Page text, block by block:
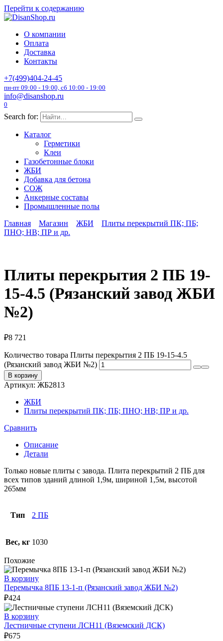
Перейти к содержанию
О компании
Оплата
Доставка
Контакты
+7(499)404-24-45
пн-пт 09:00 - 19:00, сб 10:00 - 19:00
info@disanshop.ru
0
Search for:
Каталог
Герметики
Клеи
Газобетонные блоки
ЖБИ
Добавка для бетона
СОЖ
Анкерные составы
Промышленные полы
Главная
Магазин ЖБИ
Плиты перекрытий ПК; ПБ;
ПНО; НВ; ПР и др.
Плиты перекрытия 2 ПБ 19-
15-4.5 (Рязанский завод ЖБИ
№2)
₽8 721
Количество товара Плиты перекрытия 2 ПБ 19-15-4.5
(Рязанский завод ЖБИ №2)
В корзину
Артикул: ЖБ2813
ЖБИ
Плиты перекрытий ПК; ПБ; ПНО; НВ; ПР и др.
Сравнить
Описание
Детали
Только новые плиты с завода. Плита перекрытий 2 ПБ для
всех типов зданий длиной 1,9м, шириной 1,5м, высотой
265мм
Тип 2 ПБ
Вес, кг 1030
Похожие
В корзину
Перемычка 8ПБ 13-1-п (Рязанский завод ЖБИ №2)
₽424
В корзину
Лестничные ступени ЛСН11 (Вяземский ДСК)
₽675